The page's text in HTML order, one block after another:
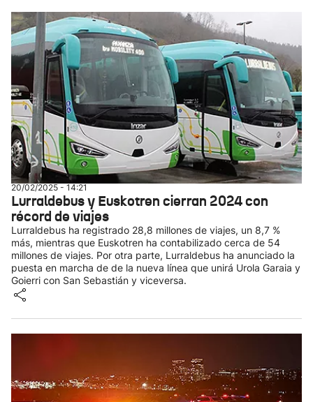
20/02/2025 - 14:21
Lurraldebus y Euskotren cierran 2024 con
récord de viajes
Lurraldebus ha registrado 28,8 millones de viajes, un 8,7 %
más, mientras que Euskotren ha contabilizado cerca de 54
millones de viajes. Por otra parte, Lurraldebus ha anunciado la
puesta en marcha de de la nueva línea que unirá Urola Garaia y
Goierri con San Sebastián y viceversa.